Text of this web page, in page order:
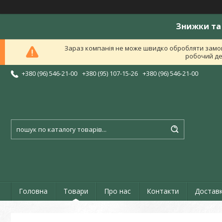
Знижки та
Зараз компанія не може швидко обробляти
робочий
+380 (96) 546-21-00 +380 (95) 107-15-26 +380 (96) 546-21-00
Головна Товари Про нас Контакти